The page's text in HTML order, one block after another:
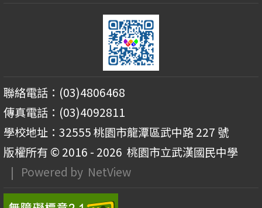
聯絡電話：(03)4806468
傳真電話：(03)4092811
學校地址：32555 桃園市龍潭區武中路 227 號
版權所有 © 2016 - 2026 桃園市立武漢國民中學
| Powered by NetView